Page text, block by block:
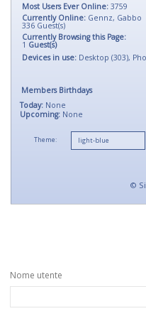
Most Users Ever Online: 3759
Currently Online: Gennz, Gabbo
336 Guest(s)
Currently Browsing this Page:
1 Guest(s)
Devices in use: Desktop (303),
Members Birthdays
Today: None
Upcoming: None
Theme:
©
Nome utente